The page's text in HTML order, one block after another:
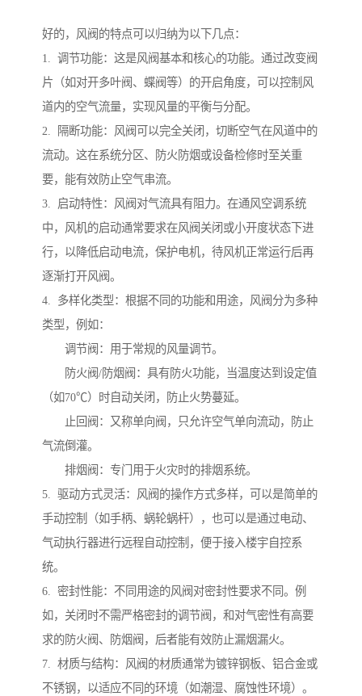
好的，风阀的特点可以归纳为以下几点：
1. 调节功能：这是风阀基本和核心的功能。通过改变阀
片（如对开多叶阀、蝶阀等）的开启角度，可以控制风
道内的空气流量，实现风量的平衡与分配。
2. 隔断功能：风阀可以完全关闭，切断空气在风道中的
流动。这在系统分区、防火防烟或设备检修时至关重
要，能有效防止空气串流。
3. 启动特性：风阀对气流具有阻力。在通风空调系统
中，风机的启动通常要求在风阀关闭或小开度状态下进
行，以降低启动电流，保护电机，待风机正常运行后再
逐渐打开风阀。
4. 多样化类型：根据不同的功能和用途，风阀分为多种
类型，例如：
调节阀：用于常规的风量调节。
防火阀/防烟阀：具有防火功能，当温度达到设定值
（如70℃）时自动关闭，防止火势蔓延。
止回阀：又称单向阀，只允许空气单向流动，防止
气流倒灌。
排烟阀：专门用于火灾时的排烟系统。
5. 驱动方式灵活：风阀的操作方式多样，可以是简单的
手动控制（如手柄、蜗轮蜗杆），也可以是通过电动、
气动执行器进行远程自动控制，便于接入楼宇自控系
统。
6. 密封性能：不同用途的风阀对密封性要求不同。例
如，关闭时不需严格密封的调节阀，和对气密性有高要
求的防火阀、防烟阀，后者能有效防止漏烟漏火。
7. 材质与结构：风阀的材质通常为镀锌钢板、铝合金或
不锈钢，以适应不同的环境（如潮湿、腐蚀性环境）。